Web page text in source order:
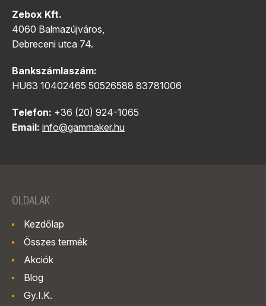
Zebox Kft.
4060 Balmazújváros,
Debreceni utca 74.
Bankszámlaszám:
HU63 10402465 50526588 83781006
Telefon: +36 (20) 924-1065
Email: info@gammaker.hu
OLDALAK
Kezdőlap
Összes termék
Akciók
Blog
Gy.I.K.